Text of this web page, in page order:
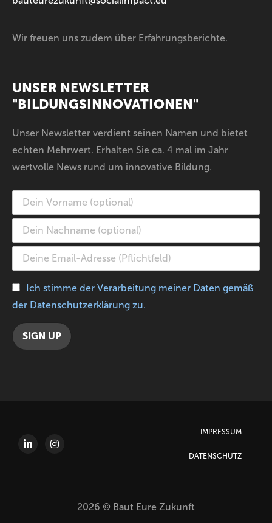
Wir freuen uns zudem über Erfahrungsberichte.
UNSER NEWSLETTER
"BILDUNGSINNOVATIONEN"
Unser Newsletter verdient seinen Namen und bietet
echten Mehrwert. Erhalten Sie ca. 4 mal im Jahr
wertvolle News rund um innovative Bildung.
Ich stimme der Verarbeitung meiner Daten gemäß
der Datenschutzerklärung zu.
2026 © Baut Eure Zukunft
IMPRESSUM
DATENSCHUTZ